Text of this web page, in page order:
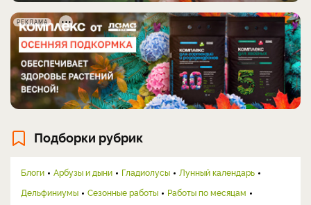
РЕКЛАМА
Подборки рубрик
Блоги Арбузы и дыни Гладиолусы
Лунный календарь
Дельфиниумы
Сезонные работы
Работы по месяцам